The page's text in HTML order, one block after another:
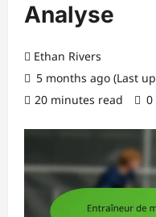
Analyse
Ethan Rivers
5 months ago (Last
20 minutes read
0